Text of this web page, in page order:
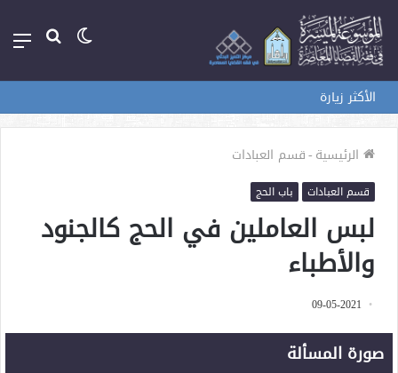
بحث الوضع
الأكثر زيارة
الرئيسية-قسم العبادات
قسم العبادات باب الحج
لبس العاملين في الحج كالجنود
والأطباء
09-05-2021
صورة المسألة